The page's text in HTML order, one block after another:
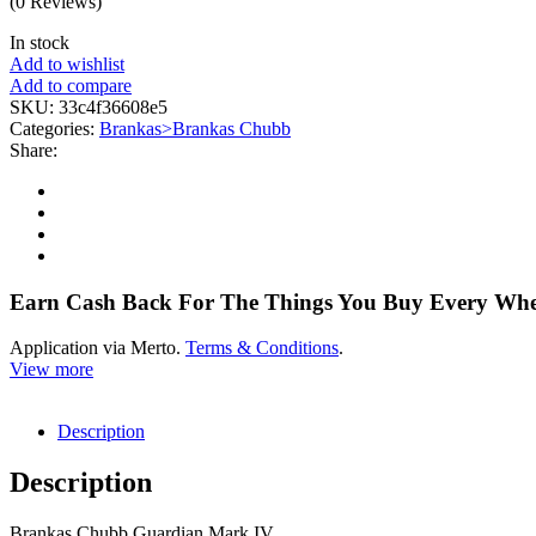
In stock
Add to wishlist
Add to compare
SKU: 33c4f36608e5
Categories: Brankas>Brankas Chubb
Share:
Earn Cash Back For The Things You Buy Every
Application via Merto. Terms & Conditions.
View more
Description
Description